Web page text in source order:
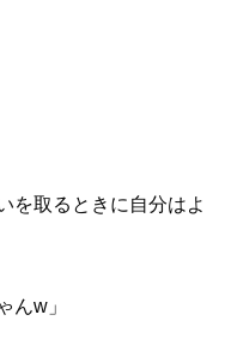
を取るときに自分はよ
んw」